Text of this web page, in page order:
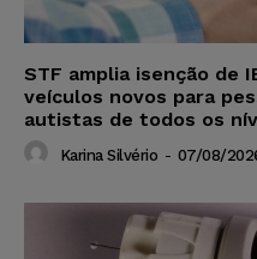
STF amplia isenção de
veículos novos para
autistas de todos os
Karina Silvério - 07/08/